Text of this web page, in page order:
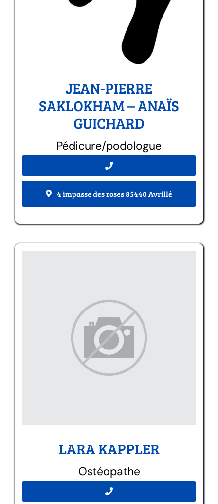
JEAN-PIERRE
SAKLOKHAM – ANAÏS
GUICHARD
Pédicure/podologue
4 impasse des roses 85440 Avrillé
LARA KAPPLER
Ostéopathe